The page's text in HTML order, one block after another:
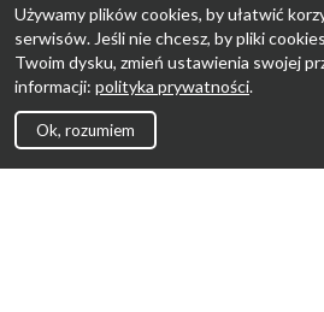
Używamy plików cookies, by ułatwić
serwisów. Jeśli nie chcesz, by pliki
Twoim dysku, zmień ustawienia swojej
informacji: polityka prywatności.
Ok, rozumiem